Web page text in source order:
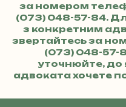
за номером
(073) 048-57-84.
з конкретним
звертайтесь за
(073) 048-57-
уточнюйте, до
адвоката хочете